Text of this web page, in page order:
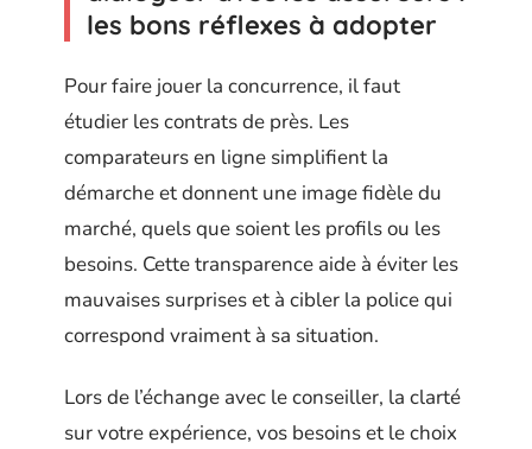
les bons réflexes à adopter
Pour faire jouer la concurrence, il faut
étudier les contrats de près. Les
comparateurs en ligne simplifient la
démarche et donnent une image fidèle du
marché, quels que soient les profils ou les
besoins. Cette transparence aide à éviter les
mauvaises surprises et à cibler la police qui
correspond vraiment à sa situation.
Lors de l’échange avec le conseiller, la clarté
sur votre expérience, vos besoins et le choix